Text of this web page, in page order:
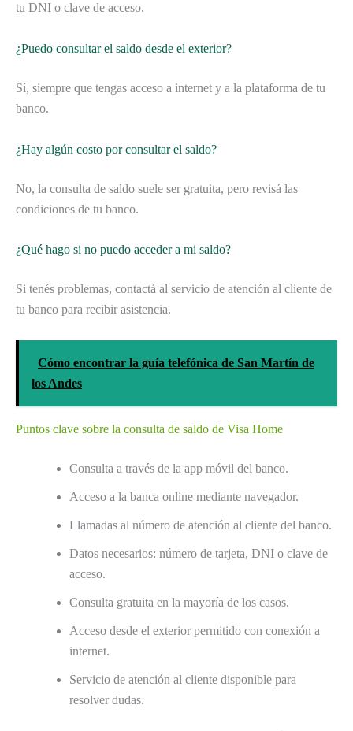
tu DNI o clave de acceso.
¿Puedo consultar el saldo desde el exterior?
Sí, siempre que tengas acceso a internet y a la plataforma de tu
banco.
¿Hay algún costo por consultar el saldo?
No, la consulta de saldo suele ser gratuita, pero revisá las
condiciones de tu banco.
¿Qué hago si no puedo acceder a mi saldo?
Si tenés problemas, contactá al servicio de atención al cliente de
tu banco para recibir asistencia.
Cómo encontrar la guía telefónica de San Martín de
los Andes
Puntos clave sobre la consulta de saldo de Visa Home
Consulta a través de la app móvil del banco.
Acceso a la banca online mediante navegador.
Llamadas al número de atención al cliente del banco.
Datos necesarios: número de tarjeta, DNI o clave de
acceso.
Consulta gratuita en la mayoría de los casos.
Acceso desde el exterior permitido con conexión a
internet.
Servicio de atención al cliente disponible para
resolver dudas.